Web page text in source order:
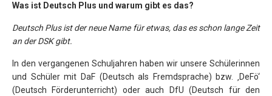
Was ist Deutsch Plus und warum gibt es das?
Deutsch Plus ist der neue Name für etwas, das es schon lange Zeit
an der DSK gibt.
In den vergangenen Schuljahren haben wir unsere Schülerinnen
und Schüler mit DaF (Deutsch als Fremdsprache) bzw. ‚DeFö‘
(Deutsch Förderunterricht) oder auch DfU (Deutsch für den